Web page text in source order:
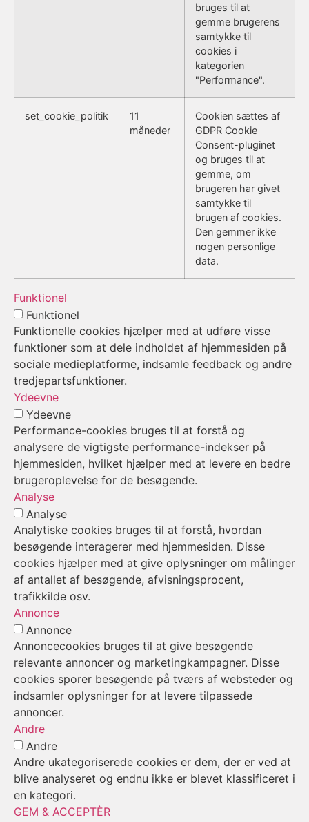
bruges til at
gemme brugerens
samtykke til
cookies i
kategorien
"Performance".
set_cookie_politik
11
måneder
Cookien sættes af
GDPR Cookie
Consent-pluginet
og bruges til at
gemme, om
brugeren har givet
samtykke til
brugen af cookies.
Den gemmer ikke
nogen personlige
data.
Funktionel
Funktionel
Funktionelle cookies hjælper med at udføre visse
funktioner som at dele indholdet af hjemmesiden på
sociale medieplatforme, indsamle feedback og andre
tredjepartsfunktioner.
Ydeevne
Ydeevne
Performance-cookies bruges til at forstå og
analysere de vigtigste performance-indekser på
hjemmesiden, hvilket hjælper med at levere en bedre
brugeroplevelse for de besøgende.
Analyse
Analyse
Analytiske cookies bruges til at forstå, hvordan
besøgende interagerer med hjemmesiden. Disse
cookies hjælper med at give oplysninger om målinger
af antallet af besøgende, afvisningsprocent,
trafikkilde osv.
Annonce
Annonce
Annoncecookies bruges til at give besøgende
relevante annoncer og marketingkampagner. Disse
cookies sporer besøgende på tværs af websteder og
indsamler oplysninger for at levere tilpassede
annoncer.
Andre
Andre
Andre ukategoriserede cookies er dem, der er ved at
blive analyseret og endnu ikke er blevet klassificeret i
en kategori.
GEM & ACCEPTÈR